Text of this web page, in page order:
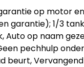
op motor
garantie); 1/3
Auto op naam
pechhulp
beurt,